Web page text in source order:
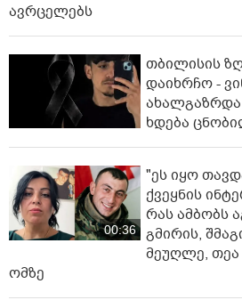
ავრცელებს
თბილისის
დაიხრჩო -
ხდება
00:36
"ეს იყო
ქვეყნის
რას ამბობს
გმირის,
მეუღლე, თეა
ომზე